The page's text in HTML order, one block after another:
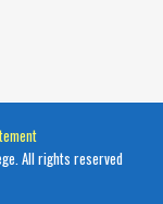
All rights reserved